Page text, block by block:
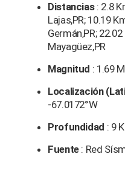
Distancias: 2.8
Lajas,PR; 10.19
Germán,PR;
Mayagüez,PR
Magnitud : 1.69
Localización
-67.0172°W
Profundidad : 9
Fuente: Red